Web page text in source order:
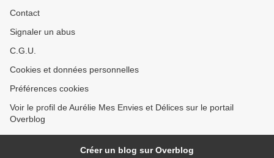
Contact
Signaler un abus
C.G.U.
Cookies et données personnelles
Préférences cookies
Voir le profil de Aurélie Mes Envies et Délices sur le portail
Overblog
Créer un blog sur Overblog